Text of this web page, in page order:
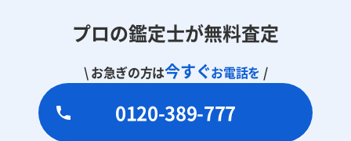
プロの鑑定士が無料査定
\ お急ぎの方は今すぐお電話を /
0120-389-777